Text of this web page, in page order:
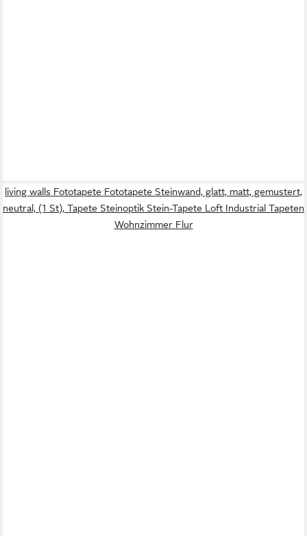
living walls Fototapete Fototapete Steinwand, glatt, matt, gemustert,
neutral, (1 St), Tapete Steinoptik Stein-Tapete Loft Industrial Tapeten
Wohnzimmer Flur